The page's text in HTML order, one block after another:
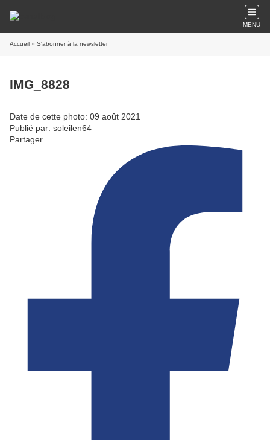
MENU
Accueil » S'abonner à la newsletter
IMG_8828
Date de cette photo: 09 août 2021
Publié par: soleilen64
Partager